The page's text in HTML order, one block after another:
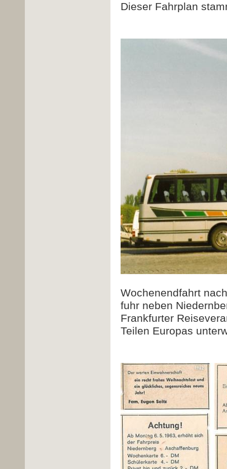
Dieser Fahrplan
Wochenendfahrt
fuhr neben
Frankfurter
Teilen Europas